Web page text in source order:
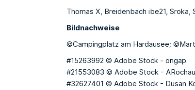
Thomas X, Breidenbach ibe21,
Bildnachweise
©Campingplatz am Hardausee;
#15263992 © Adobe Stock - ongap
#21553083 © Adobe Stock - ARochau
#32627401 © Adobe Stock - Dusan